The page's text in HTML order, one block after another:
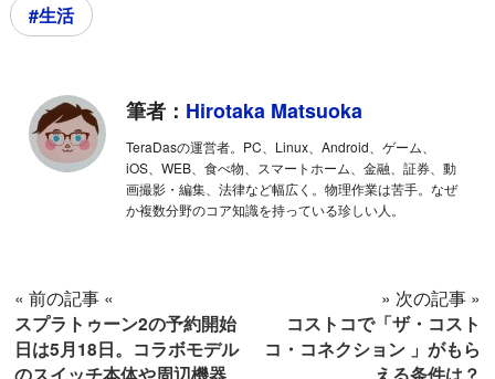
#生活
筆者： Hirotaka Matsuoka
TeraDasの運営者。PC、Linux、Android、ゲーム、
iOS、WEB、食べ物、スマートホーム、金融、証券、動
画撮影・編集、法律など幅広く。物理作業は苦手。なぜ
か複数分野のコア知識を持っている珍しい人。
« 前の記事 «
スプラトゥーン2の予約開始
日は5月18日。コラボモデル
のスイッチ本体や周辺機器
» 次の記事 »
コストコで「ザ・コスト
コ・コネクション 」がもら
える条件は？